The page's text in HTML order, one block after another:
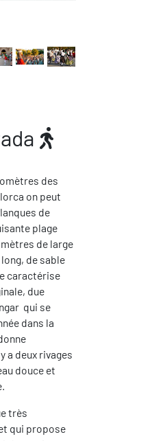
des
on peut
de
plage
de large
de sable
caractérise
due
qui se
dans la
a deux rivages
douce et
très
qui propose